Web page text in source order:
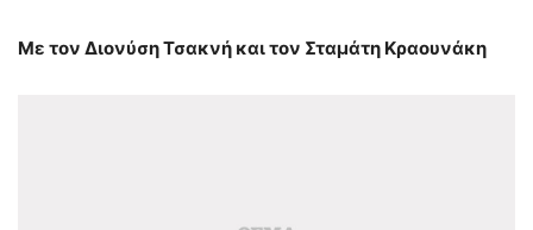
Με τον Διονύση Τσακνή και τον Σταμάτη Κραουνάκη